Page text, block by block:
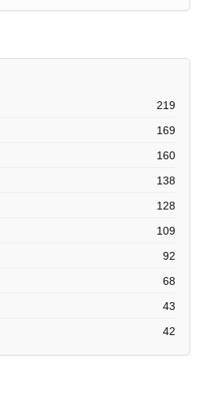
219
169
160
138
128
109
92
68
43
42